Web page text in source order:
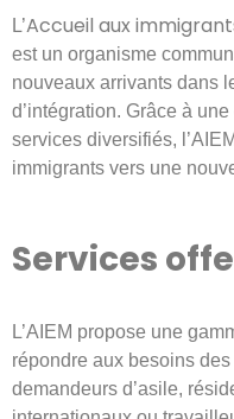
L’Accueil aux
est un organisme
nouveaux arrivants dans
d’intégration. Grâce à
services diversifiés,
immigrants vers une
Services
L’AIEM propose une
répondre aux besoins
demandeurs d’asile,